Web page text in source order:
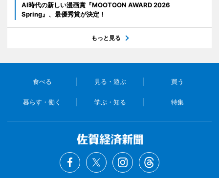
AI時代の新しい漫画賞『MOOTOON AWARD 2026
Spring』、最優秀賞が決定！
もっと見る
食べる 見る・遊ぶ 買う
暮らす・働く 学ぶ・知る 特集